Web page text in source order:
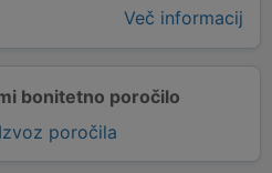
bonitetno poročilo
Izvoz poročila
Več informacij